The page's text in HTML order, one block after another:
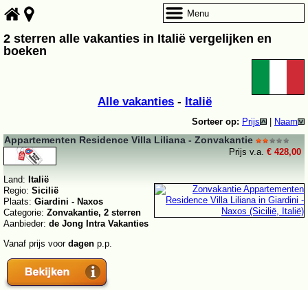
2 sterren alle vakanties in Italië vergelijken en
boeken
Alle vakanties - Italië
Sorteer op: Prijs Naam
Appartementen Residence Villa Liliana - Zonvakantie
Prijs v.a. € 428,00
Land: Italië
Regio: Sicilië
Plaats: Giardini - Naxos
Categorie: Zonvakantie, 2 sterren
Aanbieder: de Jong Intra Vakanties
Vanaf prijs voor dagen p.p.
Menu